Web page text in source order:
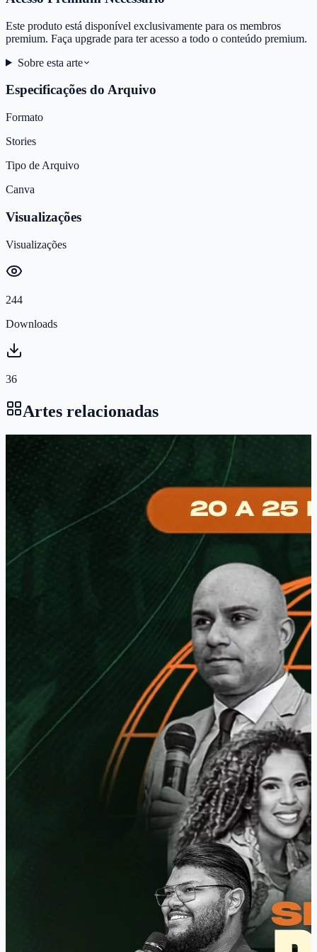
Este produto está disponível exclusivamente para os membros
premium. Faça upgrade para ter acesso a todo o conteúdo premium.
Sobre esta arte
Especificações do Arquivo
Formato
Stories
Tipo de Arquivo
Canva
Visualizações
Visualizações
244
Downloads
36
Artes relacionadas